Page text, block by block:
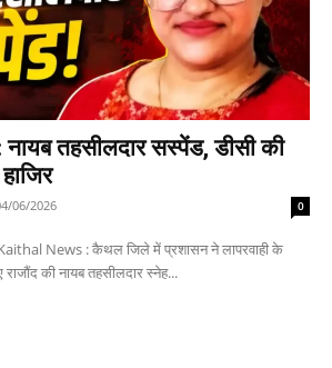
तहसीलदार सस्पेंड, डीसी की
06/2026 0
News : कैथल जिले में प्रशासन ने लापरवाही के
की नायब तहसीलदार स्नेह...